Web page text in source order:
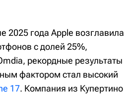
2025 года Apple возглавила
с долей 25%,
рекордные результаты
фактором стал высокий
17. Компания из Купертино